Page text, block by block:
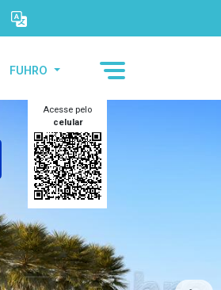
FUHRO
Acesse pelo
celular